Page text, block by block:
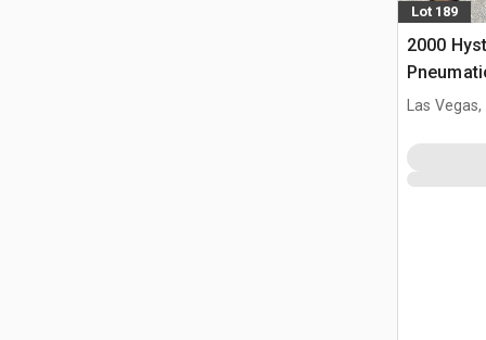
Lot 189
2000
Las Vegas,